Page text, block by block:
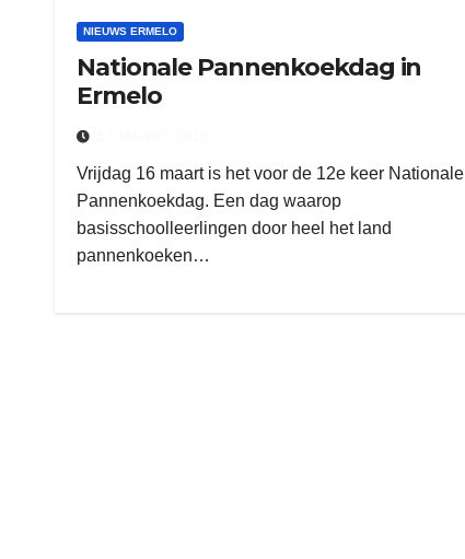
NIEUWS ERMELO
Nationale Pannenkoekdag in
Ermelo
Vrijdag 16 maart is het voor de 12e keer Nationale
Pannenkoekdag. Een dag waarop
basisschoolleerlingen door heel het land
pannenkoeken…